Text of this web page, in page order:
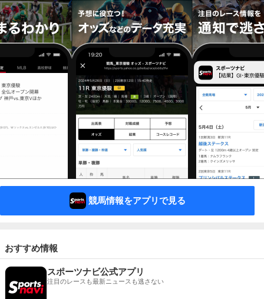
競馬情報をアプリで見る
おすすめ情報
スポーツナビ公式アプリ
注目のレースも最新ニュースも逃さない